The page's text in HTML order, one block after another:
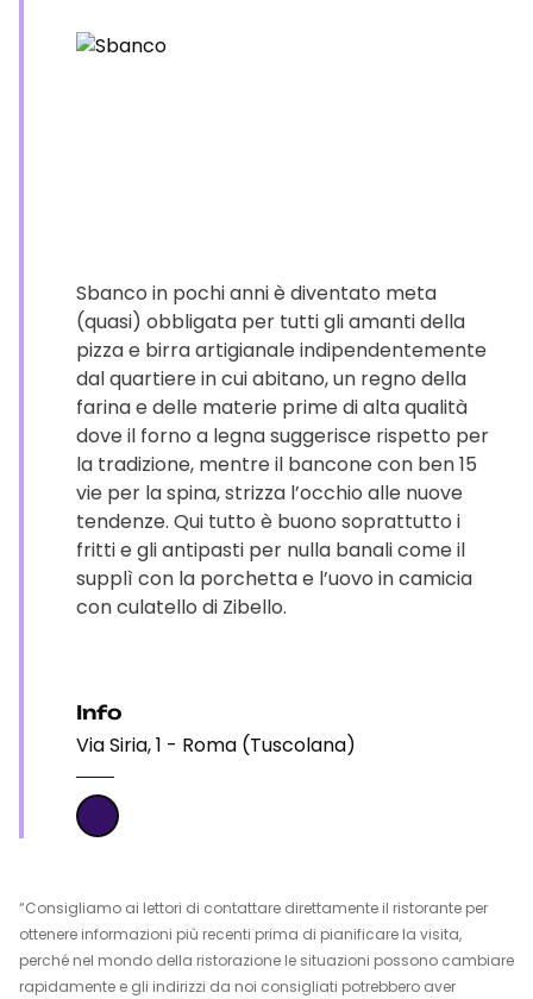
Sbanco in pochi anni è diventato meta
(quasi) obbligata per tutti gli amanti della
pizza e birra artigianale indipendentemente
dal quartiere in cui abitano, un regno della
farina e delle materie prime di alta qualità
dove il forno a legna suggerisce rispetto per
la tradizione, mentre il bancone con ben 15
vie per la spina, strizza l’occhio alle nuove
tendenze. Qui tutto è buono soprattutto i
fritti e gli antipasti per nulla banali come il
supplì con la porchetta e l’uovo in camicia
con culatello di Zibello.
Info
Via Siria, 1 - Roma (Tuscolana)
“Consigliamo ai lettori di contattare direttamente il ristorante per
ottenere informazioni più recenti prima di pianificare la visita,
perché nel mondo della ristorazione le situazioni possono cambiare
rapidamente e gli indirizzi da noi consigliati potrebbero aver